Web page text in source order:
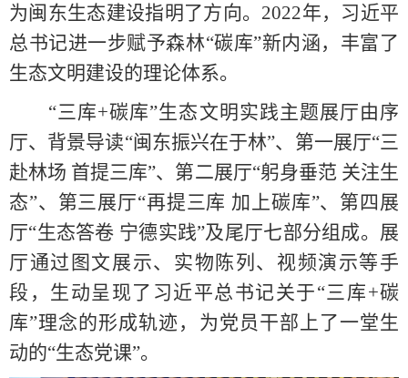
为闽东生态建设指明了方向。 2022年， 习近平
总书记进一步赋予森林“碳库”新内涵， 丰富了
生态文明建设的理论体系。
“三库+碳库”生态文明实践主题展厅由序
厅、背景导读“闽东振兴在于林”、第一展厅“三
赴林场 首提三库”、第二展厅“躬身垂范 关注生
态”、第三展厅“再提三库 加上碳库”、第四展
厅“生态答卷 宁德实践”及 尾厅七部分组成。展
厅通过图文展示、实物陈列、视频演示等手
段，生动呈现了习近平总书记关于“三库+碳
库”理念的形成轨迹 ， 为党员干部上了一堂生
动的“生态党课”。